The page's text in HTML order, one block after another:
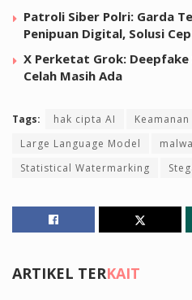
Patroli Siber Polri: Garda
Penipuan Digital, Solusi
X Perketat Grok:
Celah Masih Ada
Tags: hak cipta AI
Large Language Model
Statistical Watermarking
ARTIKEL TERKAIT